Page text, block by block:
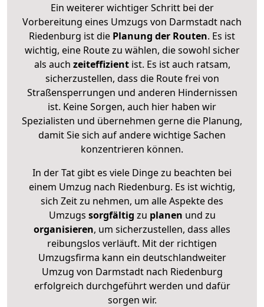
Ein weiterer wichtiger Schritt bei der
Vorbereitung eines Umzugs von Darmstadt nach
Riedenburg ist die Planung der Routen. Es ist
wichtig, eine Route zu wählen, die sowohl sicher
als auch zeiteffizientist. Es ist auch ratsam,
sicherzustellen, dass die Route frei von
Straßensperrungen und anderen Hindernissen
ist. Keine Sorgen, auch hier haben wir
Spezialisten und übernehmen gerne die Planung,
damit Sie sich auf andere wichtige Sachen
konzentrieren können.
In der Tat gibt es viele Dinge zu beachten bei
einem Umzug nach Riedenburg. Es ist wichtig,
sich Zeit zu nehmen, um alle Aspekte des
Umzugs sorgfältig zu planen und zu
organisieren, um sicherzustellen, dass alles
reibungslos verläuft. Mit der richtigen
Umzugsfirma kann ein deutschlandweiter
Umzug von Darmstadt nach Riedenburg
erfolgreich durchgeführt werden und dafür
sorgen wir.